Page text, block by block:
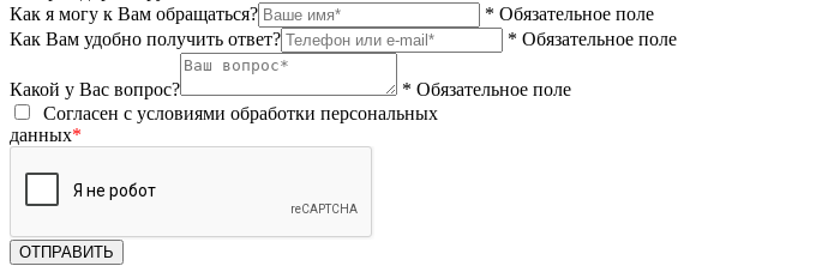
Как я могу к Вам обращаться?
* Обязательное поле
Как Вам удобно получить ответ?
* Обязательное поле
Какой у Вас вопрос?
* Обязательное поле
Согласен с условиями обработки персональных
данных*